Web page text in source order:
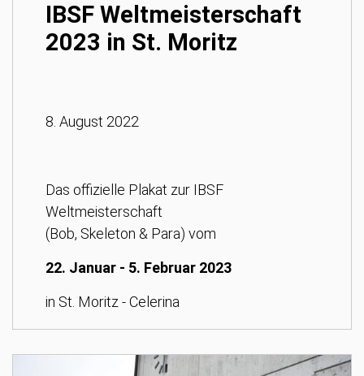
IBSF Weltmeisterschaft
2023 in St. Moritz
8. August 2022
Das offizielle Plakat zur IBSF
Weltmeisterschaft
(Bob, Skeleton & Para) vom
22. Januar - 5. Februar 2023
in St. Moritz - Celerina